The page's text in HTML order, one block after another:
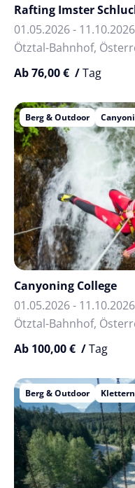
Rafting Imster
01.05.2026 - 11.10.2026
Ötztal-Bahnhof,
Ab 76,00 € /Tag
Berg & Outdoor
Canyoning College
01.05.2026 - 11.10.2026
Ötztal-Bahnhof,
Ab 100,00 € /Tag
Berg & Outdoor Klettern